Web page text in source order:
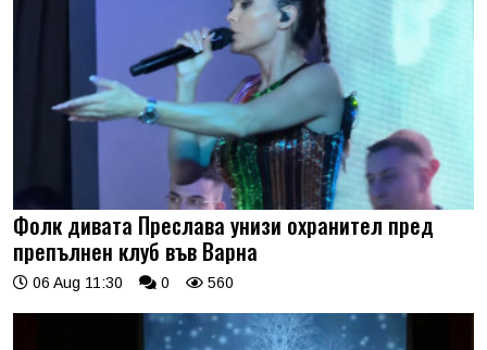
Фолк дивата Преслава унизи охранител пред
препълнен клуб във Варна
06 Aug 11:30 0 560